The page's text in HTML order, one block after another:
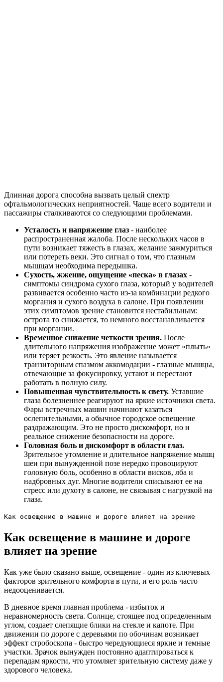
Длинная дорога способна вызвать целый спектр
офтальмологических неприятностей. Чаще всего водители и
пассажиры сталкиваются со следующими проблемами.
Усталость и напряжение глаз - наиболее
распространенная жалоба. После нескольких часов в
пути возникает тяжесть в глазах, желание зажмуриться
или потереть веки. Это сигнал о том, что глазным
мышцам необходима передышка.
Сухость, жжение, ощущение «песка» в глазах -
симптомы синдрома сухого глаза, который у водителей
развивается особенно часто из-за комбинации редкого
моргания и сухого воздуха в салоне. При появлении
этих симптомов зрение становится нестабильным:
острота то снижается, то немного восстанавливается
при моргании.
Временное снижение четкости зрения. После
длительного напряжения изображение может «плыть»
или теряет резкость. Это явление называется
транзиторным спазмом аккомодации - глазные мышцы,
отвечающие за фокусировку, устают и перестают
работать в полную силу.
Повышенная чувствительность к свету. Уставшие
глаза болезненнее реагируют на яркие источники света.
Фары встречных машин начинают казаться
ослепительными, а обычное городское освещение
раздражающим. Это не просто дискомфорт, но и
реальное снижение безопасности на дороге.
Головная боль и дискомфорт в области глаз.
Зрительное утомление и длительное напряжение мышц
шеи при вынужденной позе нередко провоцируют
головную боль, особенно в области висков, лба и
надбровных дуг. Многие водители списывают ее на
стресс или духоту в салоне, не связывая с нагрузкой на
глаза.
Как освещение в машине и дороге влияет на зрение
Как освещение в машине и дороге
влияет на зрение
Как уже было сказано выше, освещение - один из ключевых
факторов зрительного комфорта в пути, и его роль часто
недооценивается.
В дневное время главная проблема - избыток и
неравномерность света. Солнце, стоящее под определенным
углом, создает слепящие блики на стекле и капоте. При
движении по дороге с деревьями по обочинам возникает
эффект стробоскопа - быстро чередующиеся яркие и темные
участки. Зрачок вынужден постоянно адаптироваться к
перепадам яркости, что утомляет зрительную систему даже у
здорового человека.